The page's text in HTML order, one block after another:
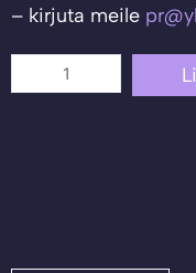
– kirjuta meile
sammu